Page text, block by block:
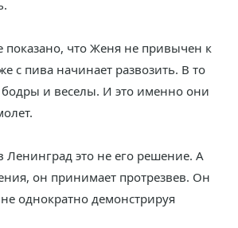
что Женя не привычен к
с пива начинает развозить. В то
бодры и веселы. И это именно они
Ленинград это не его решение. А
он принимает протрезвев. Он
однократно демонстрируя